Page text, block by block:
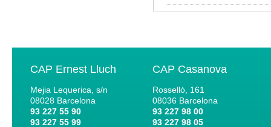
CAP Ernest Lluch
Mejia Lequerica, s/n
08028 Barcelona
93 227 55 90
93 227 55 99
CAP Casanova
Rosselló, 161
08036 Barcelona
93 227 98 00
93 227 98 05